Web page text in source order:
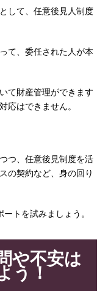
して、任意後見人制度
て、委任された人が本
て財産管理ができます
応はできません。
つ、任意後見制度を活
の契約など、身の回り
トを試みましょう。
や不安は
う！